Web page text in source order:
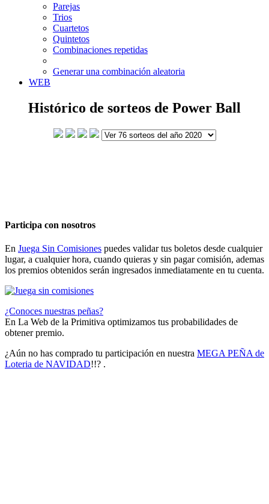
Parejas
Trios
Cuartetos
Quintetos
Combinaciones repetidas
Generar una combinación aleatoria
WEB
Histórico de sorteos de Power Ball
Participa con nosotros
En Juega Sin Comisiones puedes validar tus boletos desde cualquier
lugar, a cualquier hora, cuando quieras y sin pagar comisión, ademas
los premios obtenidos serán ingresados inmediatamente en tu cuenta.
¿Conoces nuestras peñas?
En La Web de la Primitiva optimizamos tus probabilidades de
obtener premio.
¿Aún no has comprado tu participación en nuestra MEGA PEÑA de
Loteria de NAVIDAD!!? .